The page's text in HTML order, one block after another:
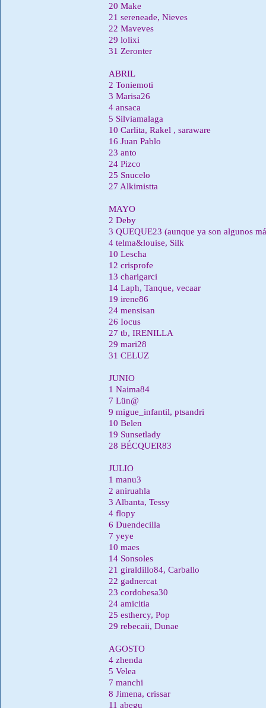
20 Make
21 sereneade, Nieves
22 Maveves
29 lolixi
31 Zeronter
ABRIL
2 Toniemoti
3 Marisa26
4 ansaca
5 Silviamalaga
10 Carlita, Rakel , saraware
16 Juan Pablo
23 anto
24 Pizco
25 Snucelo
27 Alkimistta
MAYO
2 Deby
3 QUEQUE23 (aunque ya son algunos
4 telma&louise, Silk
10 Lescha
12 crisprofe
13 charigarci
14 Laph, Tanque, vecaar
19 irene86
24 mensisan
26 Iocus
27 tb, IRENILLA
29 mari28
31 CELUZ
JUNIO
1 Naima84
7 Lün@
9 migue_infantil, ptsandri
10 Belen
19 Sunsetlady
28 BÉCQUER83
JULIO
1 manu3
2 aniruahla
3 Albanta, Tessy
4 flopy
6 Duendecilla
7 yeye
10 maes
14 Sonsoles
21 giraldillo84, Carballo
22 gadnercat
23 cordobesa30
24 amicitia
25 esthercy, Pop
29 rebecaii, Dunae
AGOSTO
4 zhenda
5 Velea
7 manchi
8 Jimena, crissar
11 abegu